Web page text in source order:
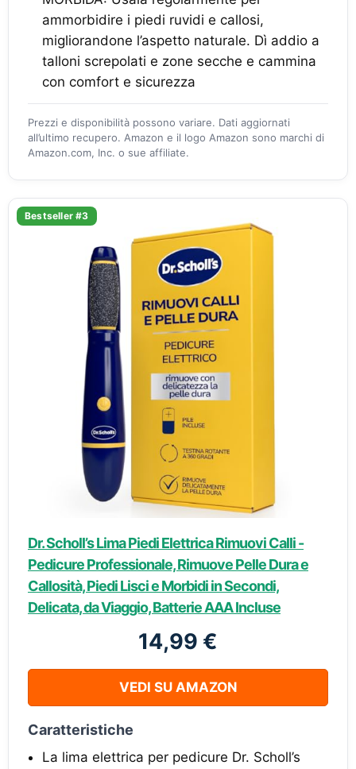
ammorbidire i piedi ruvidi e callosi,
migliorandone l’aspetto naturale. Dì addio a
talloni screpolati e zone secche e cammina
con comfort e sicurezza
Prezzi e disponibilità possono variare. Dati aggiornati
all’ultimo recupero. Amazon e il logo Amazon sono marchi di
Amazon.com, Inc. o sue affiliate.
Bestseller #3
Dr. Scholl’s Lima Piedi Elettrica Rimuovi Calli -
Pedicure Professionale, Rimuove Pelle Dura e
Callosità, Piedi Lisci e Morbidi in Secondi,
Delicata, da Viaggio, Batterie AAA Incluse
14,99 €
VEDI SU AMAZON
Caratteristiche
La lima elettrica per pedicure Dr. Scholl’s